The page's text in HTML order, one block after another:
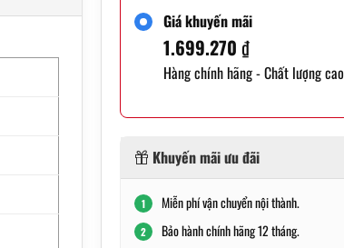
Giá khuyến mãi
1.699.270 ₫
Hàng chính hãng - Chất lượng cao
Khuyến mãi ưu đãi
1 Miễn phí vận chuyển nội thành.
2 Bảo hành chính hãng 12 tháng.